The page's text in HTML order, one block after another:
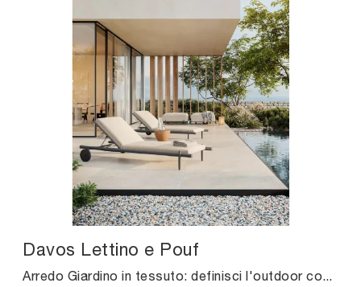
Davos Lettino e Pouf
Arredo Giardino in tessuto: definisci l'outdoor con tante opzioni di pouf da giardino del brand Unopiu.